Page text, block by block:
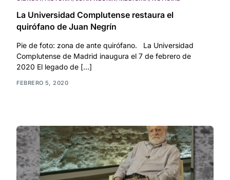
La Universidad Complutense restaura el
quirófano de Juan Negrín
Pie de foto: zona de ante quirófano. La Universidad
Complutense de Madrid inaugura el 7 de febrero de
2020 El legado de […]
FEBRERO 5, 2020